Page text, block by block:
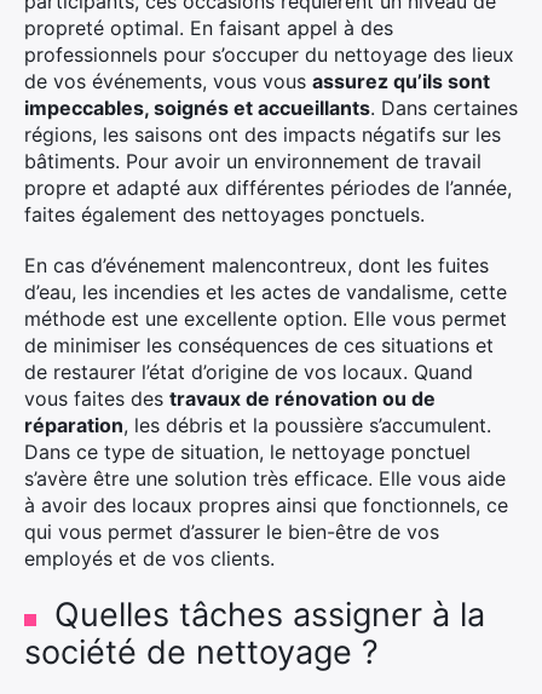
propreté optimal. En faisant appel à des
professionnels pour s’occuper du nettoyage des lieux
de vos événements, vous vous assurez qu’ils sont
impeccables, soignés et accueillants. Dans certaines
régions, les saisons ont des impacts négatifs sur les
bâtiments. Pour avoir un environnement de travail
propre et adapté aux différentes périodes de l’année,
faites également des nettoyages ponctuels.
En cas d’événement malencontreux, dont les fuites
d’eau, les incendies et les actes de vandalisme, cette
méthode est une excellente option. Elle vous permet
de minimiser les conséquences de ces situations et
de restaurer l’état d’origine de vos locaux. Quand
vous faites des travaux de rénovation ou de
réparation, les débris et la poussière s’accumulent.
Dans ce type de situation, le nettoyage ponctuel
s’avère être une solution très efficace. Elle vous aide
à avoir des locaux propres ainsi que fonctionnels, ce
qui vous permet d’assurer le bien-être de vos
employés et de vos clients.
Quelles tâches assigner à la
société de nettoyage ?
×
Rechercher